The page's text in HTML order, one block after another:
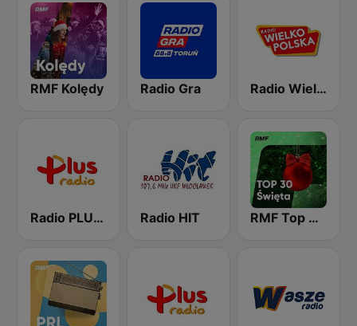
RMF Kolędy Radio Gra Radio Wielkopolska
Radio PLUS Koszalin Radio HIT RMF Top 30 święta